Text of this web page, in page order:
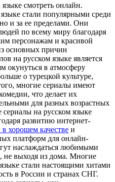
смотреть онлайн.
стали популярными среди
и за ее пределами. Они
по всему миру благодаря
персонажам и красивой
основных причин
на русском языке является
окунуться в атмосферу
о турецкой культуре,
многие сериалы имеют
что делает их
для разных возрастных
сериалы на русском языке
развитию интернет-
хорошем качестве и
платформ для онлайн-
наслаждаться любимыми
не выходя из дома. Многие
стали настоящими хитами
в России и странах СНГ.